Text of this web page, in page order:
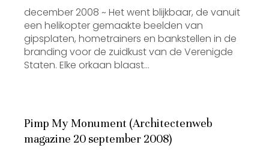
december 2008 ~ Het went blijkbaar, de vanuit
een helikopter gemaakte beelden van
gipsplaten, hometrainers en bankstellen in de
branding voor de zuidkust van de Verenigde
Staten. Elke orkaan blaast…
Pimp My Monument (Architectenweb
magazine 20 september 2008)